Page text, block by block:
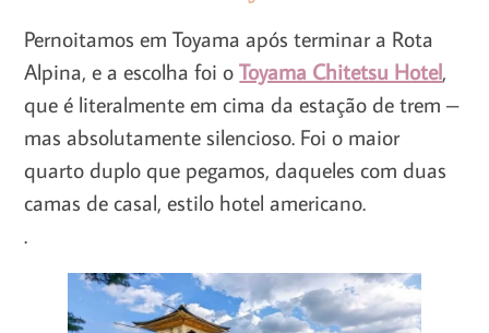
Pernoitamos em Toyama após terminar a Rota
Alpina, e a escolha foi oToyama Chitetsu Hotel,
que é literalmente em cima da estação de trem –
mas absolutamente silencioso. Foi o maior
quarto duplo que pegamos, daqueles com duas
camas de casal, estilo hotel americano.
.